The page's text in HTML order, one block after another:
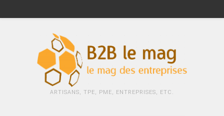
ARTISANS, TPE, PME, ENTREPRISES, ETC.